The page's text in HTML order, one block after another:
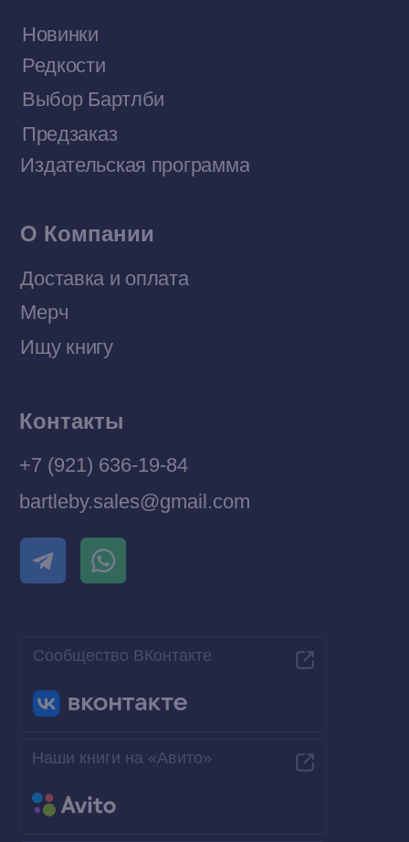
Договор оферты
Разработка MÓNT-DESIGN
Политика конфиденциальности
© 2026 Все права защищены